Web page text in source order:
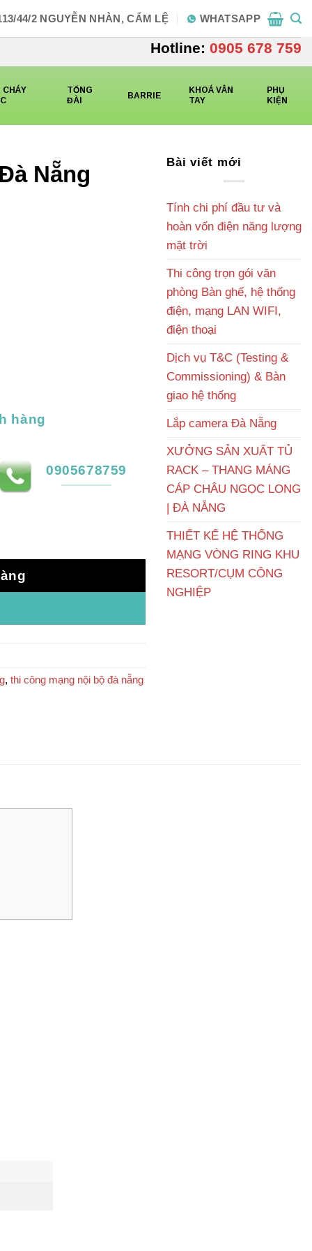
44/2 NGUYỄN NHÀN, CẨM LỆ WHATSAPP
Hotline: 0905 678 759
CHÁY
TỔNG
ĐÀI
BARRIE
KHOÁ VÂN
TAY
PHỤ
KIỆN
Nẵng
hàng
0905678759
, thi công mạng nội bộ đà nẵng
Bài viết mới
Tính chi phí đầu tư và
hoàn vốn điện năng lượng
mặt trời
Thi công trọn gói văn
phòng Bàn ghế, hệ thống
điện, mạng LAN WIFI,
điện thoại
Dịch vụ T&C (Testing &
Commissioning) & Bàn
giao hệ thống
Lắp camera Đà Nẵng
XƯỞNG SẢN XUẤT TỦ
RACK – THANG MÁNG
CÁP CHÂU NGỌC LONG
| ĐÀ NẴNG
THIẾT KẾ HỆ THỐNG
MẠNG VÒNG RING KHU
RESORT/CỤM CÔNG
NGHIỆP